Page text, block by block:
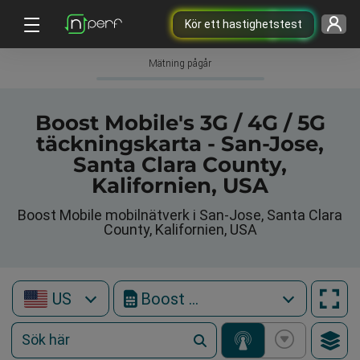
Kör ett hastighetstest
Mätning pågår
Boost Mobile's 3G / 4G / 5G
täckningskarta - San-Jose,
Santa Clara County,
Kalifornien, USA
Boost Mobile mobilnätverk i San-Jose, Santa Clara
County, Kalifornien, USA
US Boost Mobile